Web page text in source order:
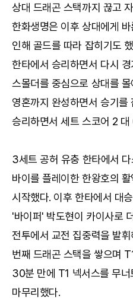
상대 드래곤 스택까지 끊고
한화생명은 이후 상대에게
인해 골드를 따라 잡히기도
한타에서 승리하면서 다시
스몰더를 중심으로 상대를
영혼까지 완성하면서 승기를
승리하면서 세트 스코어 2
3세트 공허 유충 한타에서
바이를 플레이한 한왕호의
시작했다. 이후 한타에서 대
'바이퍼' 박도현이 카이사로
전투에서 교전 집중력을 발
번째 드래곤 스택을 쌓으며
30분 만에 T1 넥서스를 무
마무리했다.